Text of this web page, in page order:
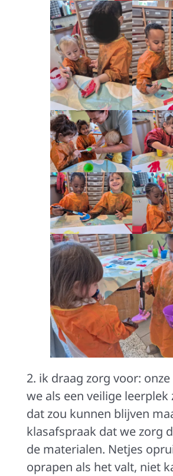
2. ik draag zorg voor:
we als een veilige leerplek
dat zou kunnen blijven
klasafspraak dat we zorg
de materialen. Netjes
oprapen als het valt, niet